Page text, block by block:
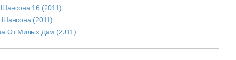
16 (2011)
Шансона (2011)
От Милых Дам (2011)